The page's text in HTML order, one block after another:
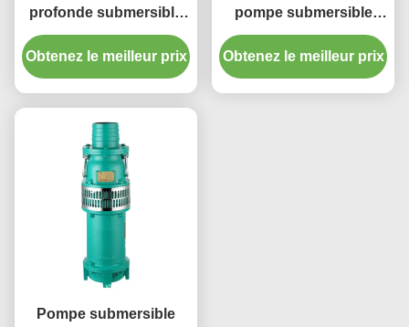
profonde submersible
inoxydable d'acier
inoxydable de la pompe
50GPM-500GPM de QY
Obtenez le meilleur prix
pompe submersible
pour eaux usées
anticorrosion
Obtenez le meilleur prix
Pompe submersible